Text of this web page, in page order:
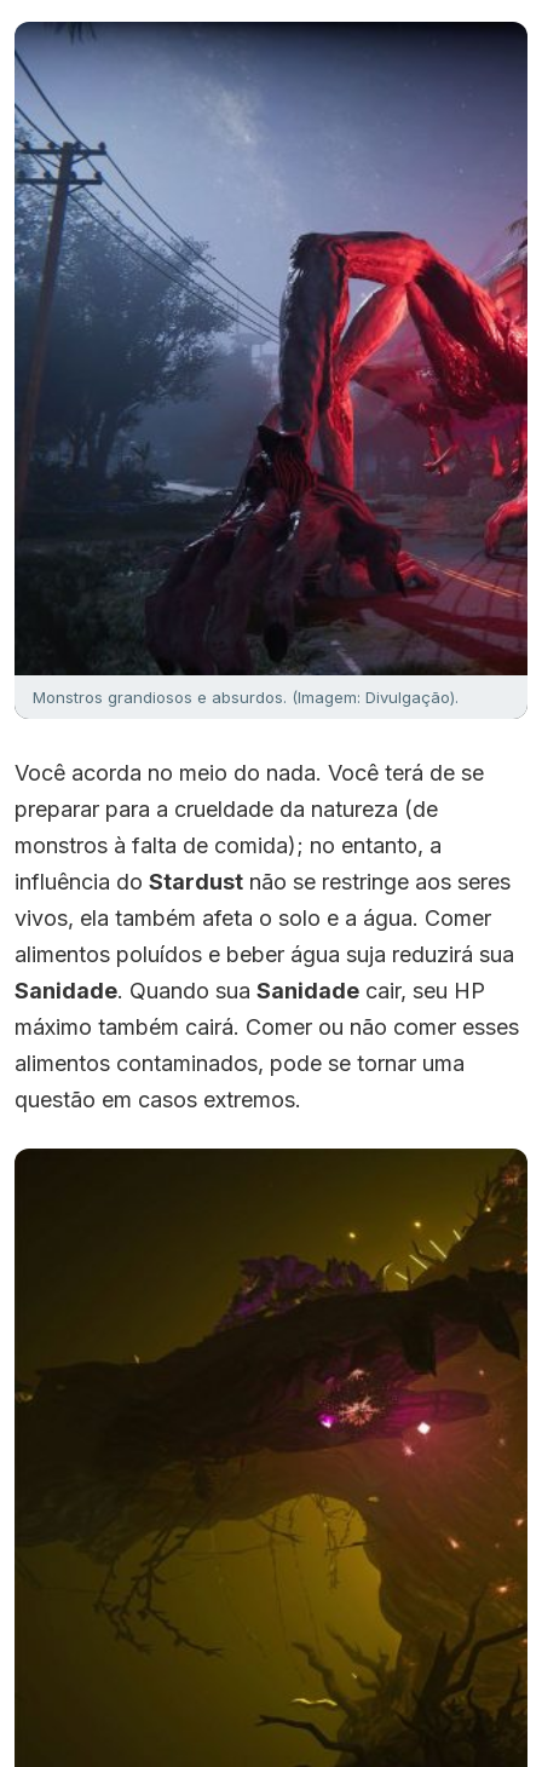
Monstros grandiosos e absurdos. (Imagem: Divulgação).
Você acorda no meio do nada. Você terá de se
preparar para a crueldade da natureza (de
monstros à falta de comida); no entanto, a
influência do Stardust não se restringe aos seres
vivos, ela também afeta o solo e a água. Comer
alimentos poluídos e beber água suja reduzirá sua
Sanidade. Quando sua Sanidade cair, seu HP
máximo também cairá. Comer ou não comer esses
alimentos contaminados, pode se tornar uma
questão em casos extremos.